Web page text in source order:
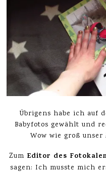
Übrigens habe ich auf
Babyfotos gewählt und
Wow wie groß
Zum Editor des
sagen: Ich musste mich